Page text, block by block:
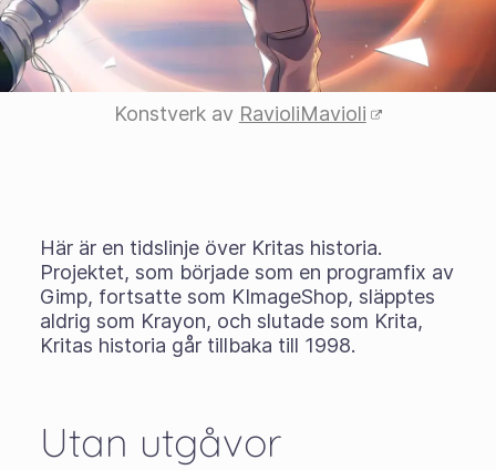
Konstverk av RavioliMavioli
Här är en tidslinje över Kritas historia.
Projektet, som började som en programfix av
Gimp, fortsatte som KImageShop, släpptes
aldrig som Krayon, och slutade som Krita,
Kritas historia går tillbaka till 1998.
Utan utgåvor